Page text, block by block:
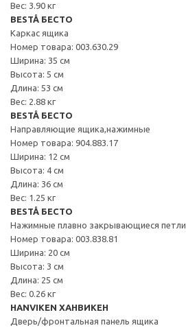
Вес: 3.90 кг
BESTÅ БЕСТО
Каркас ящика
Номер товара: 003.630.29
Ширина: 35 см
Высота: 5 см
Длина: 53 см
Вес: 2.88 кг
BESTÅ БЕСТО
Направляющие ящика,нажимные
Номер товара: 904.883.17
Ширина: 12 см
Высота: 4 см
Длина: 36 см
Вес: 1.25 кг
BESTÅ БЕСТО
Нажимные плавно закрывающиеся петли
Номер товара: 003.838.81
Ширина: 20 см
Высота: 3 см
Длина: 25 см
Вес: 0.26 кг
HANVIKEN ХАНВИКЕН
Дверь/фронтальная панель ящика